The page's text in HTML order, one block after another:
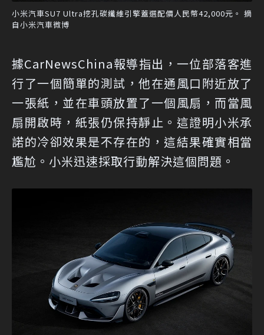
小米汽車SU7 Ultra挖孔碳纖維引擎蓋選配價人民幣42,000元。 摘
自小米汽車微博
據CarNewsChina報導指出，一位部落客進
行了一個簡單的測試，他在通風口附近放了
一張紙，並在車頭放置了一個風扇，而當風
扇開啟時，紙張仍保持靜止。這證明小米承
諾的冷卻效果是不存在的，這結果確實相當
尷尬。小米迅速採取行動解決這個問題。